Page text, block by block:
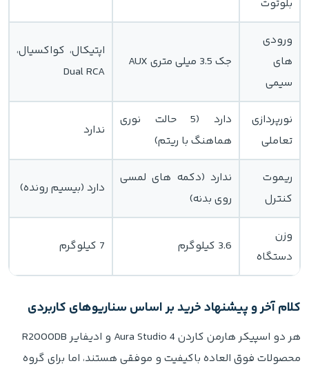
بلوتوث
ورودی
های
سیمی
جک 3.5 میلی متری AUX
اپتیکال، کواکسیال،
Dual RCA
نورپردازی
تعاملی
دارد (5 حالت نوری
هماهنگ با ریتم)
ندارد
ریموت
کنترل
ندارد (دکمه های لمسی
روی بدنه)
دارد (بیسیم رونده)
وزن
دستگاه
3.6 کیلوگرم 7 کیلوگرم
کلام آخر و پیشنهاد خرید بر اساس سناریوهای کاربردی
هر دو اسپیکر هارمن کاردن Aura Studio 4 و ادیفایر R2000DB
محصولات فوق العاده باکیفیت و موفقی هستند، اما برای گروه